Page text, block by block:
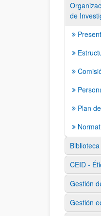
de
Plan
Biblioteca
CEID -
Gestión
Gestión